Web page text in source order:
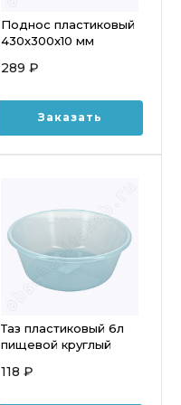
Поднос пластиковый
430x300x10 мм
столовый С48ТКР
289 ₽
Заказать
Таз пластиковый 6л
пищевой круглый
118 ₽